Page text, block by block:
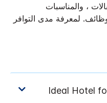
، والمناسبات
لمعرفة مدى التوافر